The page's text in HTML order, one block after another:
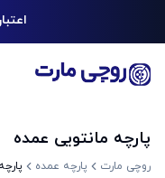
پارچه مانتویی عمده
روچی مارت پارچه عمده